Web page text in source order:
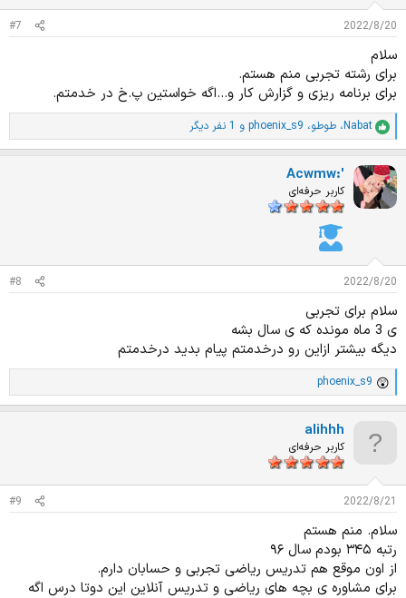
2022/8/20
#7
سلام
برای رشته تجربی منم هستم.
برای برنامه ریزی و گزارش کار و...اگه خواستین پ.خ در خدمتم.
ا
م
ت
ی
ا
ز
Nabat، طوطو، phoenix_s9 و 1 نفر دیگر
Acwmw:'
کاربر حرفه‌ای
2022/8/20
#8
سلام برای تجربی
ی 3 ماه مونده که ی سال بشه
دیگه بیشتر ازاین رو درخدمتم پیام بدید درخدمتم
ا
م
ت
:
phoenix_s9
alihhh
کاربر حرفه‌ای
2022/8/21
#9
سلام. منم هستم
رتبه ۳۴۵ بودم سال ۹۶
از اون موقع هم تدریس ریاضی تجربی و حسابان دارم.
برای مشاوره ی بچه های ریاضی و تدریس آنلاین این دوتا درس اگه